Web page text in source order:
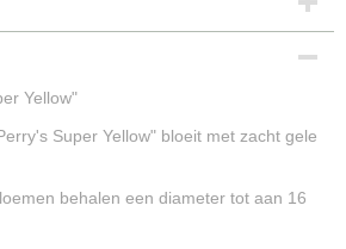
Yellow"
Super Yellow" bloeit met zacht gele
behalen een diameter tot aan 16